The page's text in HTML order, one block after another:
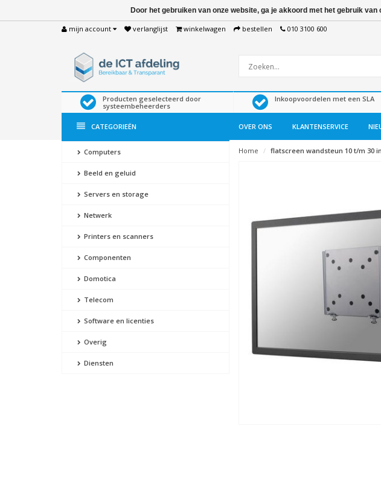
mijn account verlanglijst winkelwagen bestellen 010 3100 600
Producten geselecteerd door
systeembeheerders
Inkoopvoordelen met een SLA
CATEGORIEËN OVER ONS KLANTENSERVICE
Computers
Beeld en geluid
Servers en storage
Netwerk
Printers en scanners
Componenten
Domotica
Telecom
Software en licenties
Overig
Diensten
Home flatscreen wandsteun 10 t/m 30
Door het gebruiken van onze website, ga je akkoord met het gebruik